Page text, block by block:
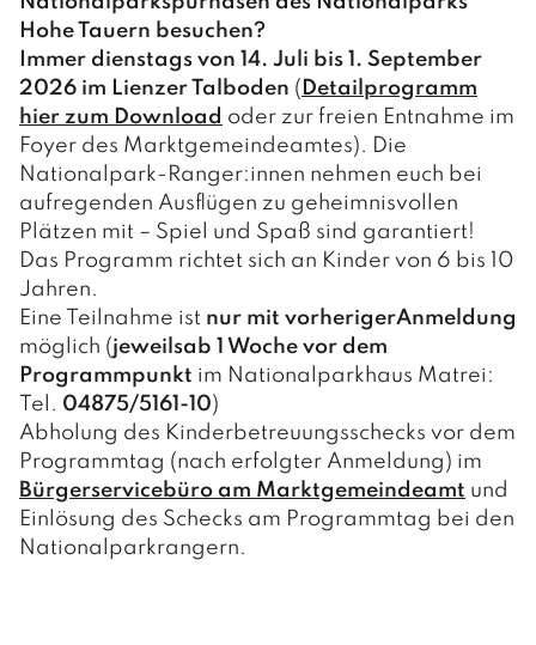
Hohe Tauern besuchen?
Immer dienstags von 14. Juli bis 1. September
2026 im Lienzer Talboden ( Detailprogramm
hier zum Download oder zur freien Entnahme im
Foyer des Marktgemeindeamtes). Die
Nationalpark-Ranger:innen nehmen euch bei
aufregenden Ausflügen zu geheimnisvollen
Plätzen mit – Spiel und Spaß sind garantiert!
Das Programm richtet sich an Kinder von 6 bis 10
Jahren.
Eine Teilnahme ist nur mit vorherigerAnmeldung
möglich (jeweilsab 1 Woche vor dem
Programmpunkt im Nationalparkhaus Matrei:
Tel. 04875/5161-10)
Abholung des Kinderbetreuungsschecks vor dem
Programmtag (nach erfolgter Anmeldung) im
Bürgerservicebüro am Marktgemeindeamt und
Einlösung des Schecks am Programmtag bei den
Nationalparkrangern.